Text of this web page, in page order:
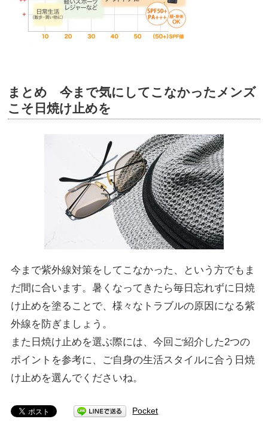
まとめ 今まで気にしてこなかったメンズ
こそ日焼け止めを
今まで紫外線対策をしてこなかった、という方でもま
だ間に合います。暑くなってきたら毎日忘れずに日焼
け止めを塗ることで、様々なトラブルの原因になる紫
外線を防ぎましょう。
また日焼け止めを選ぶ際には、今回ご紹介した2つの
ポイントを参考に、ご自身の生活スタイルに合う日焼
け止めを選んでくださいね。
Pocket